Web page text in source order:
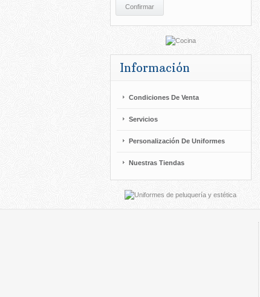
Confirmar
Información
Condiciones De Venta
Servicios
Personalización De Uniformes
Nuestras Tiendas